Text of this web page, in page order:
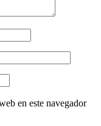
en este navegador